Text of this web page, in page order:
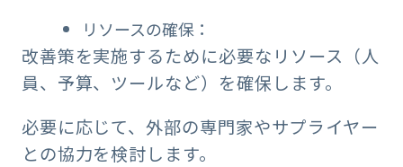
リソースの確保：
改善策を実施するために必要なリソース（人
員、予算、ツールなど）を確保します。
必要に応じて、外部の専門家やサプライヤー
との協力を検討します。